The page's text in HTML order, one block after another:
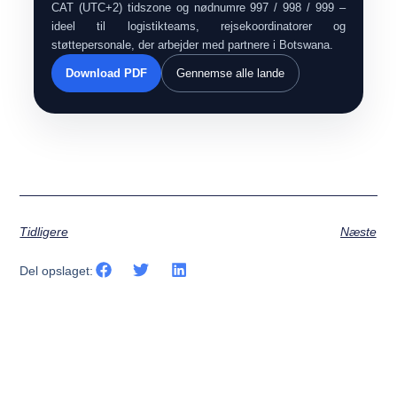
CAT (UTC+2) tidszone og nødnumre 997 / 998 / 999 –
ideel til logistikteams, rejsekoordinatorer og
støttepersonale, der arbejder med partnere i Botswana.
Download PDF Gennemse alle lande
Tidligere Næste
Del opslaget: